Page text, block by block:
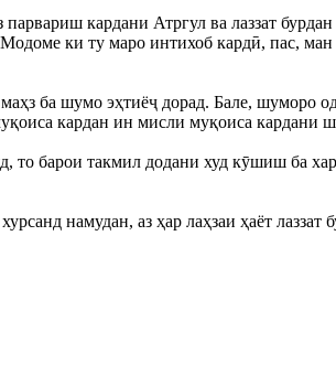
кардани Атргул ва лаззат бурдан
ки ту маро интихоб кардӣ, пас,
ба шумо эҳтиёҷ дорад. Бале, шуморо
кардан ин мисли муқоиса кардани
барои такмил додани худ кӯшиш ба
намудан, аз ҳар лаҳзаи ҳаёт лаззат